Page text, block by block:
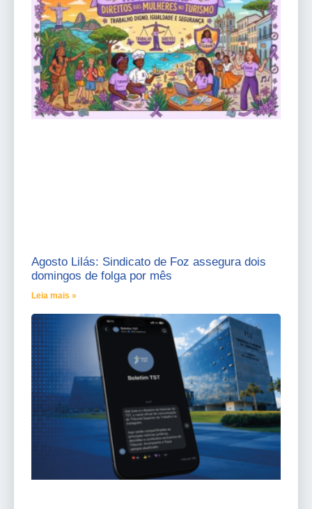
Agosto Lilás: Sindicato de Foz assegura dois
domingos de folga por mês
Leia mais »